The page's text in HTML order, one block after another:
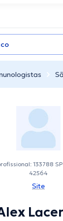
133788 SP
42564
Site